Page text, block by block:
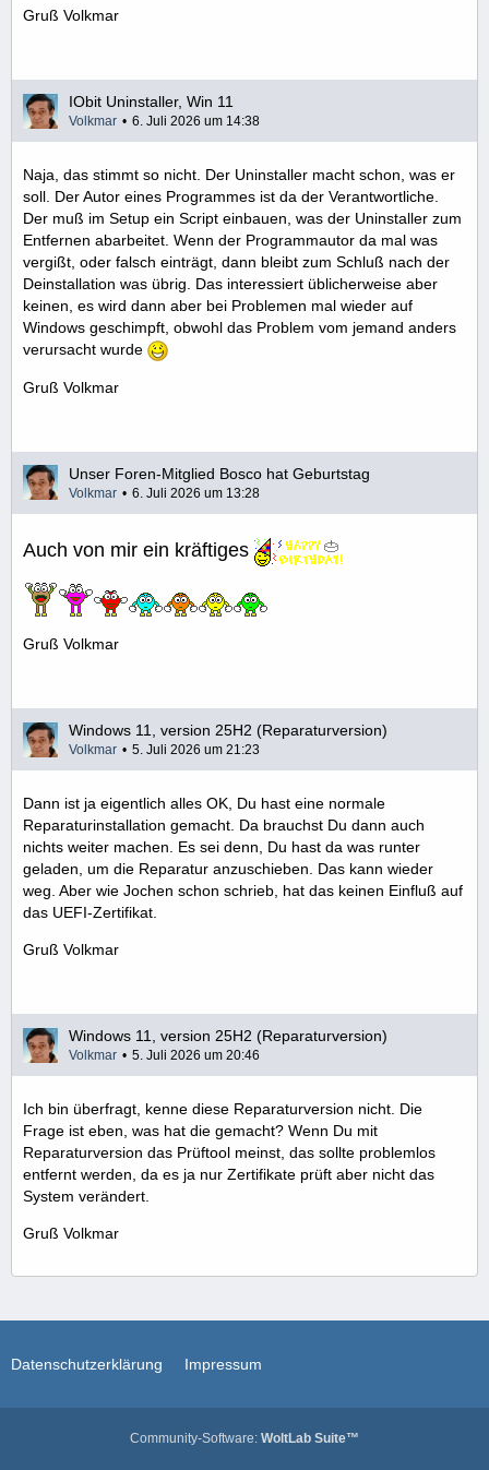
Gruß Volkmar
IObit Uninstaller, Win 11
Volkmar 6. Juli 2026 um 14:38
Naja, das stimmt so nicht. Der Uninstaller macht schon, was er
soll. Der Autor eines Programmes ist da der Verantwortliche.
Der muß im Setup ein Script einbauen, was der Uninstaller zum
Entfernen abarbeitet. Wenn der Programmautor da mal was
vergißt, oder falsch einträgt, dann bleibt zum Schluß nach der
Deinstallation was übrig. Das interessiert üblicherweise aber
keinen, es wird dann aber bei Problemen mal wieder auf
Windows geschimpft, obwohl das Problem vom jemand anders
verursacht wurde
Gruß Volkmar
Unser Foren-Mitglied Bosco hat Geburtstag
Volkmar 6. Juli 2026 um 13:28
Auch von mir ein kräftiges
Gruß Volkmar
Windows 11, version 25H2 (Reparaturversion)
Volkmar 5. Juli 2026 um 21:23
Dann ist ja eigentlich alles OK, Du hast eine normale
Reparaturinstallation gemacht. Da brauchst Du dann auch
nichts weiter machen. Es sei denn, Du hast da was runter
geladen, um die Reparatur anzuschieben. Das kann wieder
weg. Aber wie Jochen schon schrieb, hat das keinen Einfluß auf
das UEFI-Zertifikat.
Gruß Volkmar
Windows 11, version 25H2 (Reparaturversion)
Volkmar 5. Juli 2026 um 20:46
Ich bin überfragt, kenne diese Reparaturversion nicht. Die
Frage ist eben, was hat die gemacht? Wenn Du mit
Reparaturversion das Prüftool meinst, das sollte problemlos
entfernt werden, da es ja nur Zertifikate prüft aber nicht das
System verändert.
Gruß Volkmar
Datenschutzerklärung Impressum
Community-Software: WoltLab Suite™